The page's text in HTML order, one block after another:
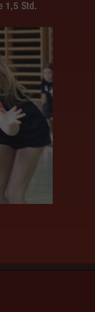
1,5 Std.